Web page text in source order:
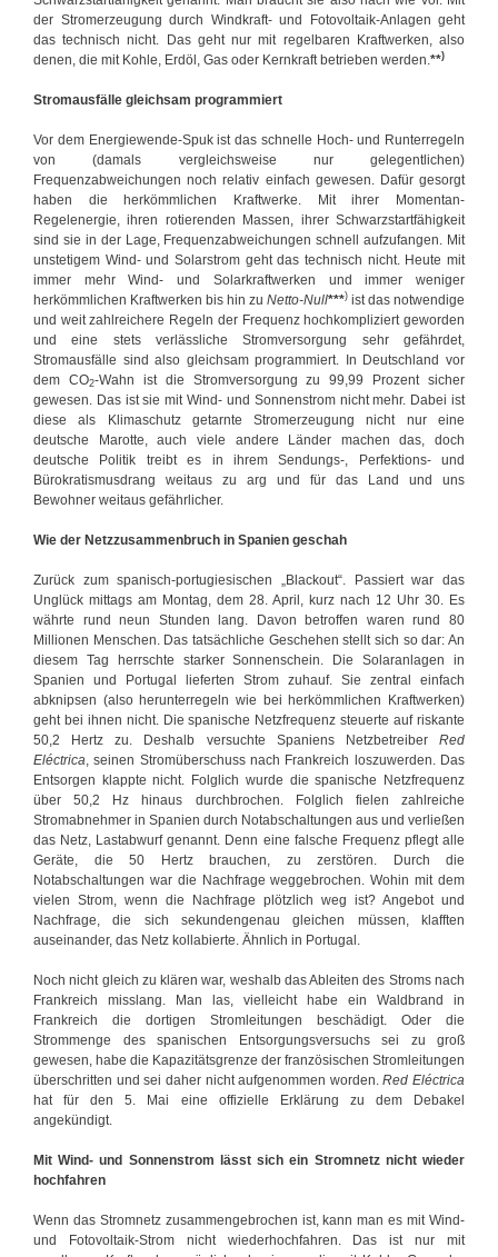
der Stromerzeugung durch Windkraft- und Fotovoltaik-Anlagen geht
das technisch nicht. Das geht nur mit regelbaren Kraftwerken, also
denen, die mit Kohle, Erdöl, Gas oder Kernkraft betrieben werden.**)
Stromausfälle gleichsam programmiert
Vor dem Energiewende-Spuk ist das schnelle Hoch- und Runterregeln
von (damals vergleichsweise nur gelegentlichen)
Frequenzabweichungen noch relativ einfach gewesen. Dafür gesorgt
haben die herkömmlichen Kraftwerke. Mit ihrer Momentan-
Regelenergie, ihren rotierenden Massen, ihrer Schwarzstartfähigkeit
sind sie in der Lage, Frequenzabweichungen schnell aufzufangen. Mit
unstetigem Wind- und Solarstrom geht das technisch nicht. Heute mit
immer mehr Wind- und Solarkraftwerken und immer weniger
herkömmlichen Kraftwerken bis hin zu Netto-Null***) ist das notwendige
und weit zahlreichere Regeln der Frequenz hochkompliziert geworden
und eine stets verlässliche Stromversorgung sehr gefährdet,
Stromausfälle sind also gleichsam programmiert. In Deutschland vor
dem CO2-Wahn ist die Stromversorgung zu 99,99 Prozent sicher
gewesen. Das ist sie mit Wind- und Sonnenstrom nicht mehr. Dabei ist
diese als Klimaschutz getarnte Stromerzeugung nicht nur eine
deutsche Marotte, auch viele andere Länder machen das, doch
deutsche Politik treibt es in ihrem Sendungs-, Perfektions- und
Bürokratismusdrang weitaus zu arg und für das Land und uns
Bewohner weitaus gefährlicher.
Wie der Netzzusammenbruch in Spanien geschah
Zurück zum spanisch-portugiesischen „Blackout“. Passiert war das
Unglück mittags am Montag, dem 28. April, kurz nach 12 Uhr 30. Es
währte rund neun Stunden lang. Davon betroffen waren rund 80
Millionen Menschen. Das tatsächliche Geschehen stellt sich so dar: An
diesem Tag herrschte starker Sonnenschein. Die Solaranlagen in
Spanien und Portugal lieferten Strom zuhauf. Sie zentral einfach
abknipsen (also herunterregeln wie bei herkömmlichen Kraftwerken)
geht bei ihnen nicht. Die spanische Netzfrequenz steuerte auf riskante
50,2 Hertz zu. Deshalb versuchte Spaniens Netzbetreiber Red
Eléctrica, seinen Stromüberschuss nach Frankreich loszuwerden. Das
Entsorgen klappte nicht. Folglich wurde die spanische Netzfrequenz
über 50,2 Hz hinaus durchbrochen. Folglich fielen zahlreiche
Stromabnehmer in Spanien durch Notabschaltungen aus und verließen
das Netz, Lastabwurf genannt. Denn eine falsche Frequenz pflegt alle
Geräte, die 50 Hertz brauchen, zu zerstören. Durch die
Notabschaltungen war die Nachfrage weggebrochen. Wohin mit dem
vielen Strom, wenn die Nachfrage plötzlich weg ist? Angebot und
Nachfrage, die sich sekundengenau gleichen müssen, klafften
auseinander, das Netz kollabierte. Ähnlich in Portugal.
Noch nicht gleich zu klären war, weshalb das Ableiten des Stroms nach
Frankreich misslang. Man las, vielleicht habe ein Waldbrand in
Frankreich die dortigen Stromleitungen beschädigt. Oder die
Strommenge des spanischen Entsorgungsversuchs sei zu groß
gewesen, habe die Kapazitätsgrenze der französischen Stromleitungen
überschritten und sei daher nicht aufgenommen worden.Red Eléctrica
hat für den 5. Mai eine offizielle Erklärung zu dem Debakel
angekündigt.
Mit Wind- und Sonnenstrom lässt sich ein Stromnetz nicht wieder
hochfahren
Wenn das Stromnetz zusammengebrochen ist, kann man es mit Wind-
und Fotovoltaik-Strom nicht wiederhochfahren. Das ist nur mit